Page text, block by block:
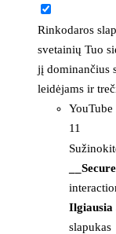
Rinkodaros
svetainių Tuo
jį dominančius
leidėjams ir
YouTube
11
Ilgiausia
slapukas